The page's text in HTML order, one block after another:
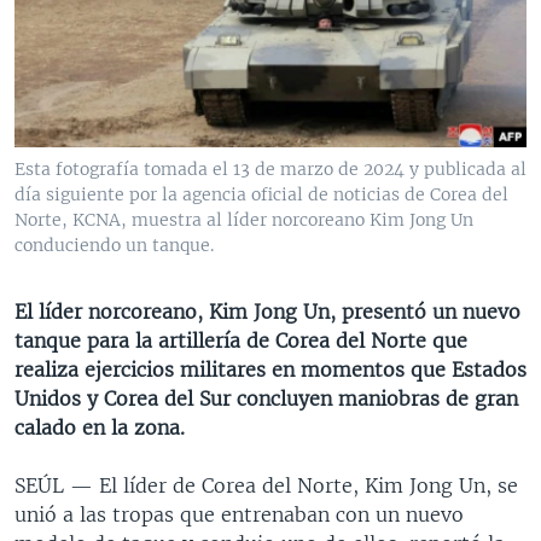
VENEZUELA
BRASIL
NICARAGUA
ECONOMÍA
ENTRETENIMIENTO Y CULTURA
TECNOLOGÍA
DEPORTES
CIENCIA Y SALUD
MULTIMEDIA
VIDEOS
FOTOGRAFÍA
AUDIOS
PROGRAMAS TV
EL MUNDO AL DÍA
FORO INTERAMERICANO
VISIÓN 360
LAS CLAVES
RADIO
AVANCE INFORMATIVO
AUDIONOTICIAS
BUENOS DÍAS AMÉRICA
EL MUNDO AL DÍA [RADIO]
FORO [RADIO]
DEPORTIVO INTERNACIONAL
ENTRETENIMIENTO
DIRECT
DOCUMENTALES DE LA VOA
SÍGANOS
Idiomas
Esta fotografía tomada el 13 de marzo de 2024 y publicada al
día siguiente por la agencia oficial de noticias de Corea del
Norte, KCNA, muestra al líder norcoreano Kim Jong Un
conduciendo un tanque.
El líder norcoreano, Kim Jong Un, presentó un nuevo
tanque para la artillería de Corea del Norte que
realiza ejercicios militares en momentos que Estados
Unidos y Corea del Sur concluyen maniobras de gran
calado en la zona.
SEÚL — El líder de Corea del Norte, Kim Jong Un, se
unió a las tropas que entrenaban con un nuevo